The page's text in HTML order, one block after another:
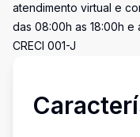
atendimento virtual e
das 08:00h as 18:00h e
CRECI 001-J